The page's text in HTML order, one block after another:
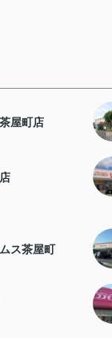
屋町店
ス茶屋町